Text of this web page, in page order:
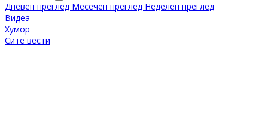
Дневен преглед Месечен преглед Неделен преглед
Видеа
Хумор
Сите вести